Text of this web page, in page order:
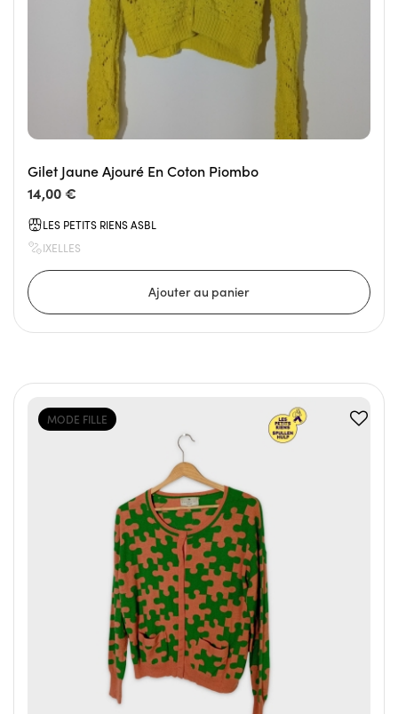
Gilet Jaune Ajouré En Coton Piombo
14,00 €
LES PETITS RIENS ASBL
IXELLES
MODE FILLE